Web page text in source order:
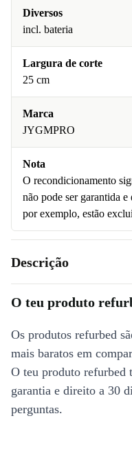
Diversos
incl. bateria
Largura de corte
25 cm
Marca
JYGMPRO
Nota
O recondicionamento
não pode ser garantida e
por exemplo, estão
Descrição
O teu produto
Os produtos refurbed
mais baratos em
O teu produto refurbed
garantia e direito a 30
perguntas.